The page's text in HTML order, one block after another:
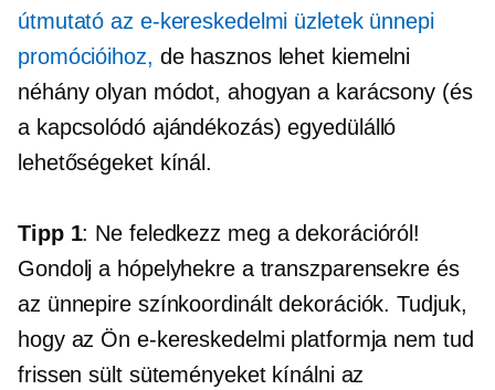
útmutató az e-kereskedelmi üzletek ünnepi
promócióihoz, de hasznos lehet kiemelni
néhány olyan módot, ahogyan a karácsony (és
a kapcsolódó ajándékozás) egyedülálló
lehetőségeket kínál.
Tipp 1: Ne feledkezz meg a dekorációról!
Gondolj a hópelyhekre a transzparensekre és
az ünnepire színkoordináltdekorációk. Tudjuk,
hogy az Ön e-kereskedelmi platformja nem tud
frissen sült süteményeket kínálni az